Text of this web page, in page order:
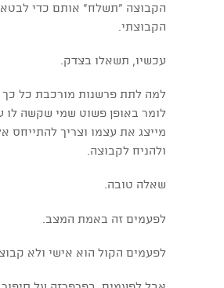
הקבוצה "תשלח" אותם כדי
הקבוצתי.
עכשיו, תשאלו בצדק.
למה לתת פרשנות מורכבת כל
לומר באופן פשוט שמי שקשה לו
מייצג את עצמו וצריך להתייחס
ולהניח לקבוצה.
שאלה טובה.
לפעמים זה באמת המצב.
לפעמים הקול הוא אישי ולא